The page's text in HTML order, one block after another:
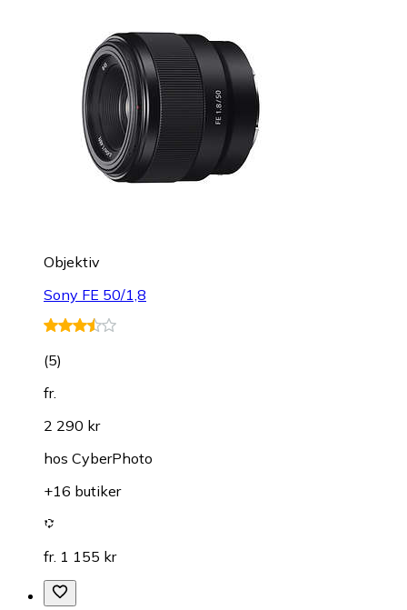
Objektiv
Sony FE 50/1,8
(5)
fr.
2 290 kr
hos CyberPhoto
+16 butiker
fr. 1 155 kr